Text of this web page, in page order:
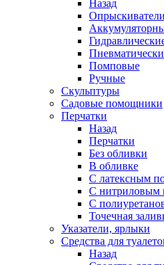
Назад
Опрыскиватели
Помповые
Ручные
Скульптуры
Садовые помощники
Перчатки
Назад
Перчатки
Без обливки
В обливке
С латексным
С нитриловым
С
Точечная
Указатели, ярлыки
Средства для
Назад